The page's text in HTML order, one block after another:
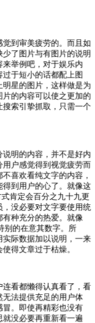
到审美疲劳的。而且如
了图片与有图片的说明
举例吧，对于娱乐内
于短小的话都配上图
星的图片，这样做是为
的内容可以使之更加的
索引挚抓取，只需一个
明的内容，并不是好内
户感觉得到视觉疲劳而
喜欢看纯文字的内容，
得到用户的心了。就像这
肯定会百分之九十九更
没必要对文字要使用统
种充分的热爱。就像
别的在意其数字。所
实际数据加以说明，一来
得文章过于枯燥。
看都懒得认真看了，看
法提供充足的用户体
。即使再精彩也没有
没必要再重新看一遍